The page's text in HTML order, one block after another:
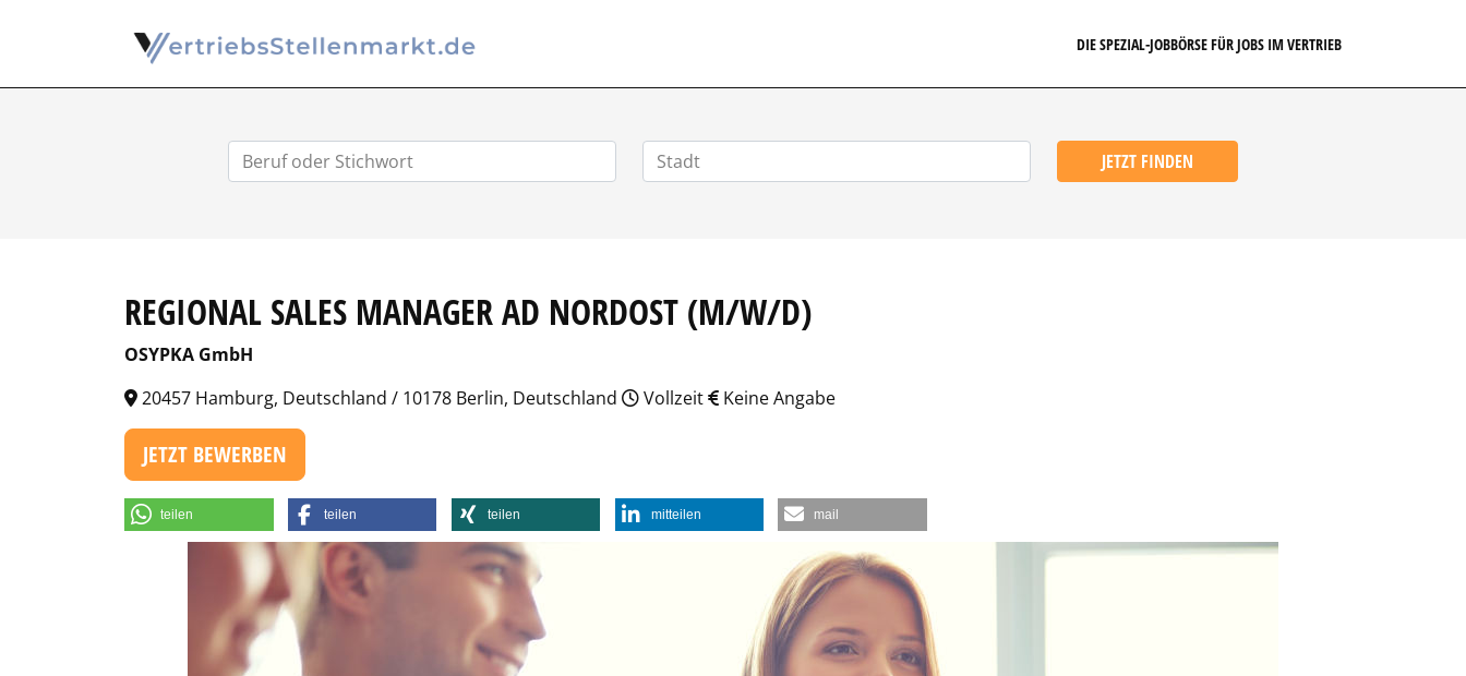
DIE SPEZIAL-JOBBÖRSE FÜR JOBS IM VERTRIEB
JETZT FINDEN
REGIONAL SALES MANAGER AD NORDOST (M/W/D)
OSYPKA GmbH
20457 Hamburg, Deutschland / 10178 Berlin, Deutschland
Vollzeit Keine Angabe
JETZT BEWERBEN
teilen teilen teilen mitteilen mail